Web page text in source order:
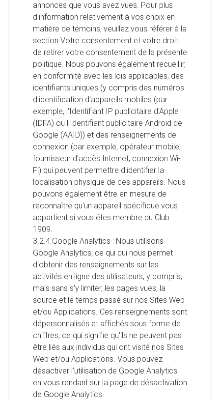
annonces que vous avez vues. Pour plus
d'information relativement à vos choix en
matière de témoins, veuillez vous référer à la
section Votre consentement et votre droit
de retirer votre consentement de la présente
politique. Nous pouvons également recueillir,
en conformité avec les lois applicables, des
identifiants uniques (y compris des numéros
d'identification d'appareils mobiles (par
exemple, l'Identifiant IP publicitaire d'Apple
(IDFA) ou l'Identifiant publicitaire Android de
Google (AAID)) et des renseignements de
connexion (par exemple, opérateur mobile,
fournisseur d'accès Internet, connexion Wi-
Fi) qui peuvent permettre d'identifier la
localisation physique de ces appareils. Nous
pouvons également être en mesure de
reconnaître qu'un appareil spécifique vous
appartient si vous êtes membre du Club
1909.
3.2.4.Google Analytics : Nous utilisons
Google Analytics, ce qui qui nous permet
d'obtenir des renseignements sur les
activités en ligne des utilisateurs, y compris,
mais sans s'y limiter, les pages vues, la
source et le temps passé sur nos Sites Web
et/ou Applications. Ces renseignements sont
dépersonnalisés et affichés sous forme de
chiffres, ce qui signifie qu'ils ne peuvent pas
être liés aux individus qui ont visité nos Sites
Web et/ou Applications. Vous pouvez
désactiver l'utilisation de Google Analytics
en vous rendant sur la page de désactivation
de Google Analytics.